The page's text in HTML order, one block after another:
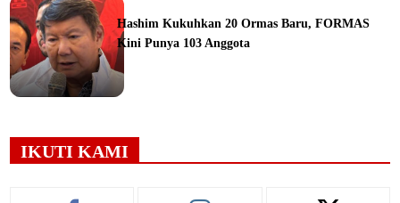
Hashim Kukuhkan 20 Ormas Baru, FORMAS
Kini Punya 103 Anggota
IKUTI KAMI